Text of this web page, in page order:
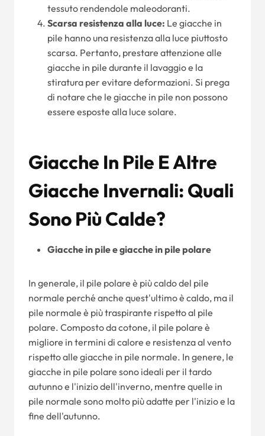
tessuto rendendole maleodoranti.
Scarsa resistenza alla luce: Le giacche in
pile hanno una resistenza alla luce piuttosto
scarsa. Pertanto, prestare attenzione alle
giacche in pile durante il lavaggio e la
stiratura per evitare deformazioni. Si prega
di notare che le giacche in pile non possono
essere esposte alla luce solare.
Giacche In Pile E Altre
Giacche Invernali: Quali
Sono Più Calde?
Giacche in pile e giacche in pile polare
In generale, il pile polare è più caldo del pile
normale perché anche quest'ultimo è caldo, ma il
pile normale è più traspirante rispetto al pile
polare. Composto da cotone, il pile polare è
migliore in termini di calore e resistenza al vento
rispetto alle giacche in pile normale. In genere, le
giacche in pile polare sono ideali per il tardo
autunno e l'inizio dell'inverno, mentre quelle in
pile normale sono molto più adatte per l'inizio e la
fine dell'autunno.